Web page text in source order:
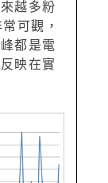
越多粉
可觀，
都是電
映在實